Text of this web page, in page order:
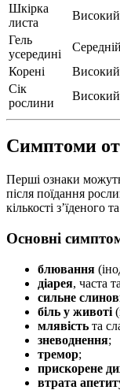
Шкірка
листа
Високий
Гель
усередині
Середній
Корені
Високий
Сік
рослини
Високий
Симптоми
Перші ознаки
після поїдання
кількості з’їденого
Основні
блювання
діарея, часта
сильне
біль у животі
млявість та
зневоднення;
тремор;
прискорене
втрата